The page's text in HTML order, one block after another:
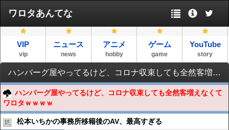
ワロタあんてな
VIP
vip
ニュース
news
アニメ
hobby
ゲーム
game
YouTube
story
ハンバーグ屋やってるけど、コロナ収束しても全然客増えなくてワロタｗｗｗｗ
ハンバーグ屋やってるけど、コロナ収束しても全然客増えなくて
ワロタｗｗｗｗ
松本いちかの事務所移籍後のAV、最高すぎる